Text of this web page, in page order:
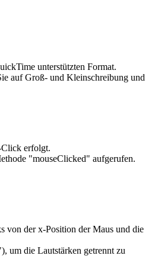
unterstützten Format.
auf Groß- und Kleinschreibung und
Click erfolgt.
"mouseClicked" aufgerufen.
von der x-Position der Maus und die
um die Lautstärken getrennt zu